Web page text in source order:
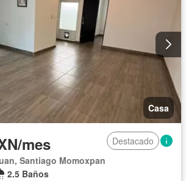
Casa
mes
Destacado
Santiago Momoxpan
2.5 Baños